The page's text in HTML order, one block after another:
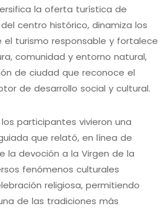
la oferta turística de
centro histórico, dinamiza los
el turismo responsable y fortalece
comunidad y entorno natural,
de ciudad que reconoce el
de desarrollo social y cultural.
participantes vivieron una
que relató, en línea de
la devoción a la Virgen de la
fenómenos culturales
religiosa, permitiendo
de las tradiciones más